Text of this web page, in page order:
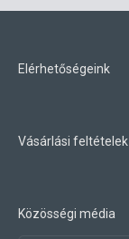
Elérhetőségeink
Vásárlási feltételek
Közösségi média